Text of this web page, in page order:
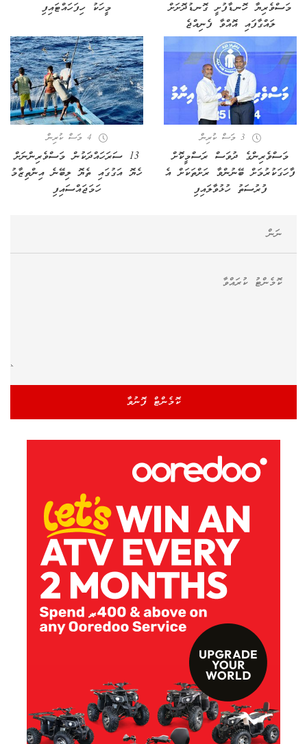
މަސްވެރިޔާ ހޮނޑާފުށީ ގޮނޑުދޮށަށް
ލައްގާފައި އޮއްވާ ފެނިއްޖެ
މީހަކު ހިފަހައްޓައިފި
3 މަސް ކުރިން
މަސްވެރިންގެ ދުވަސް ރަސްމީކޮށް
ފާހަގަކުރުމަށް ބޭނުންވާ ރަށްތަކަށް އެ
ފުރުސަތު ހުޅުވާލައިފި
4 މަސް ކުރިން
13 ސަރަހައްދަކުން މަސްވެރިންނަށް
ހެޔޮ އަގުގައި ތެޔޮ ލިބޭނެ އިންތިޒާމު
ހަމަޖައްސައިފި